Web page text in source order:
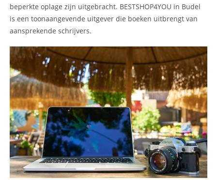
beperkte oplage zijn uitgebracht. BESTSHOP4YOU in Budel
is een toonaangevende uitgever die boeken uitbrengt van
aansprekende schrijvers.